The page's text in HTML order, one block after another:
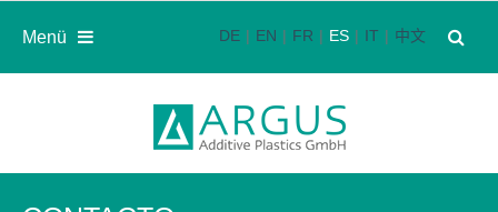
Menü DE EN FR ES IT 中文